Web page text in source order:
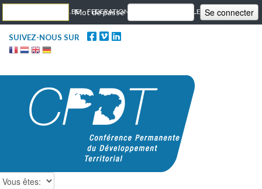
Skip to content
PORTAIL WALLONIE.BE FEDERATION WALLONIE BRUXELLES
Mot de passe
SUIVEZ-NOUS SUR